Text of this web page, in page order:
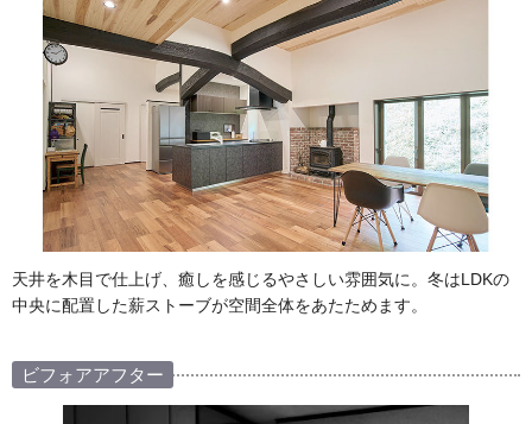
天井を木目で仕上げ、癒しを感じるやさしい雰囲気に。冬はLDKの
中央に配置した薪ストーブが空間全体をあたためます。
ビフォアアフター